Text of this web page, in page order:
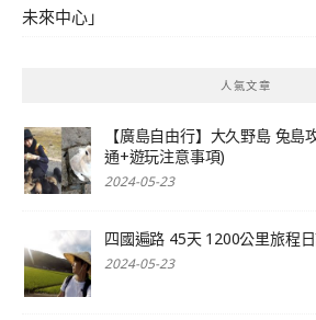
未來中心」
人氣文章
【廣島自由行】大久野島 兔島
通+遊玩注意事項)
2024-05-23
四國遍路 45天 1200公里旅程日
2024-05-23